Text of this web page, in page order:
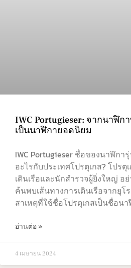
IWC Portugieser: จากนาฬิก
เป็นนาฬิกายอดนิยม
IWC Portugieser ชื่อของนาฬิกา
อะไรกับประเทศโปรตุเกส? โปร
เดินเรือและนักสำรวจผู้ยิ่งใหญ่ อ
ค้นพบเส้นทางการเดินเรือจากยุ
สาเหตุที่ใช้ชื่อโปรตุเกสเป็นชื่อน
อ่านต่อ »
4 เมษายน 2024